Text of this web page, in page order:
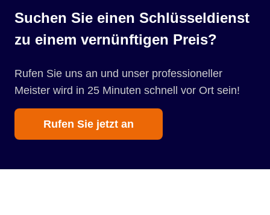
Suchen Sie einen Schlüsseldienst
zu einem vernünftigen Preis?
Rufen Sie uns an und unser professioneller
Meister wird in 25 Minuten schnell vor Ort sein!
Rufen Sie jetzt an